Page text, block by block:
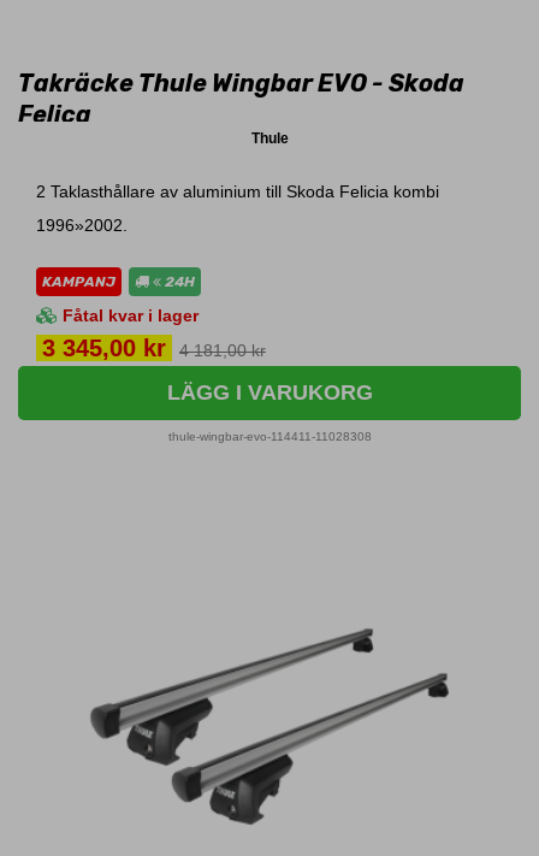
Takräcke Thule Wingbar EVO - Skoda
Felica
Thule
2 Taklasthållare av aluminium till Skoda Felicia kombi
1996»2002.
KAMPANJ 24H
Fåtal kvar i lager
Pris
3 345,00 kr 4 181,00 kr
LÄGG I VARUKORG
thule-wingbar-evo-114411-11028308